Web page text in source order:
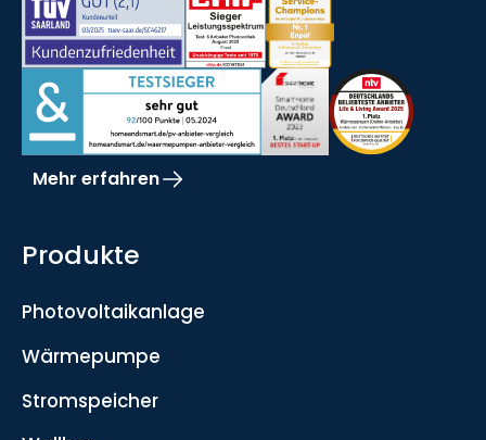
Mehr erfahren
Produkte
Photovoltaikanlage
Wärmepumpe
Stromspeicher